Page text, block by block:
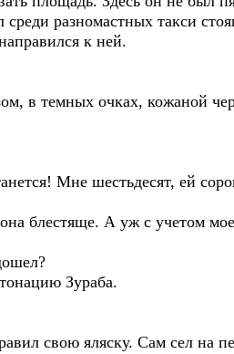
среди разномастных такси
к ней.
в темных очках, кожаной
Мне шестьдесят, ей
блестяще. А уж с учетом
Зураба.
свою яляску. Сам сел на